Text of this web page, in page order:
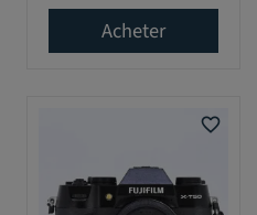
Acheter
favorite_border